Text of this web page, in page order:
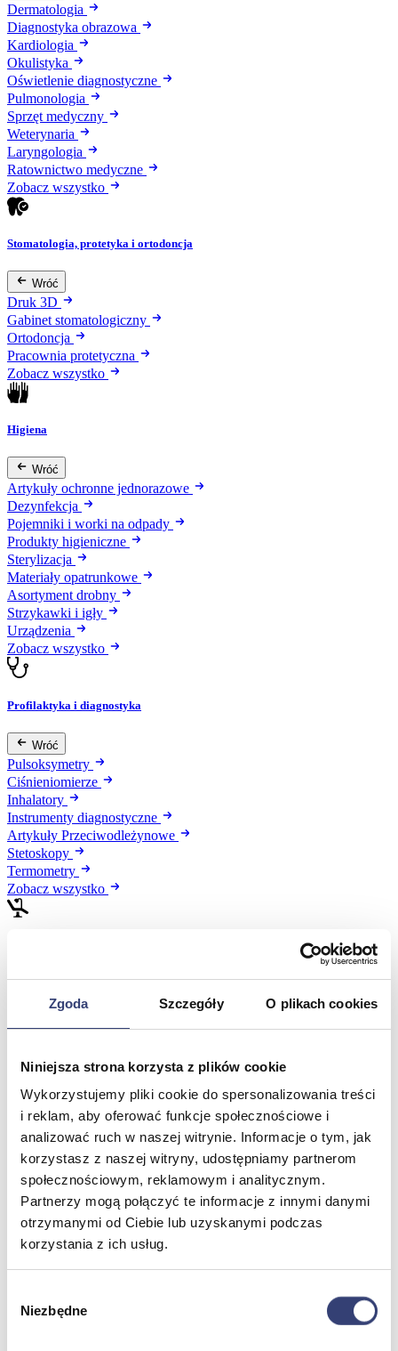
Zgoda Szczegóły O plikach cookies
Niniejsza strona korzysta z plików cookie
Wykorzystujemy pliki cookie do spersonalizowania treści
i reklam, aby oferować funkcje społecznościowe i
analizować ruch w naszej witrynie. Informacje o tym, jak
korzystasz z naszej witryny, udostępniamy partnerom
społecznościowym, reklamowym i analitycznym.
Partnerzy mogą połączyć te informacje z innymi danymi
otrzymanymi od Ciebie lub uzyskanymi podczas
korzystania z ich usług.
zgody
Niezbędne
Dermatologia
Diagnostyka obrazowa
Kardiologia
Okulistyka
Oświetlenie diagnostyczne
Pulmonologia
Sprzęt medyczny
Weterynaria
Laryngologia
Ratownictwo medyczne
Zobacz wszystko
Stomatologia, protetyka i ortodoncja
Wróć
Druk 3D
Gabinet stomatologiczny
Ortodoncja
Pracownia protetyczna
Zobacz wszystko
Higiena
Wróć
Artykuły ochronne jednorazowe
Dezynfekcja
Pojemniki i worki na odpady
Produkty higieniczne
Sterylizacja
Materiały opatrunkowe
Asortyment drobny
Strzykawki i igły
Urządzenia
Zobacz wszystko
Profilaktyka i diagnostyka
Wróć
Pulsoksymetry
Ciśnieniomierze
Inhalatory
Instrumenty diagnostyczne
Artykuły Przeciwodleżynowe
Stetoskopy
Termometry
Zobacz wszystko
Kozetki
Parawany
Fotele
Zobacz wszystko
Spa & Wellness
Wróć
Fotele do masażu
Urządzenia